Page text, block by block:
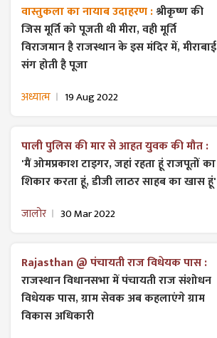
वास्तुकला का नायाब उदाहरण :श्रीकृष्ण की
जिस मूर्ति को पूजती थी मीरा, वही मूर्ति
विराजमान है राजस्थान के इस मंदिर में, मीराबाई
संग होती है पूजा
अध्यात्म 19 Aug 2022
पाली पुलिस की मार से आहत युवक की मौत :
'मैं ओमप्रकाश टाइगर, जहां रहता हूं राजपूतों का
शिकार करता हूं, डीजी लाठर साहब का खास हूं'
जालोर 30 Mar 2022
Rajasthan @ पंचायती राज विधेयक पास :
राजस्थान विधानसभा में पंचायती राज ​संशोधन
विधेयक पास, ग्राम सेवक अब कहलाएंगे ग्राम
विकास अधिकारी